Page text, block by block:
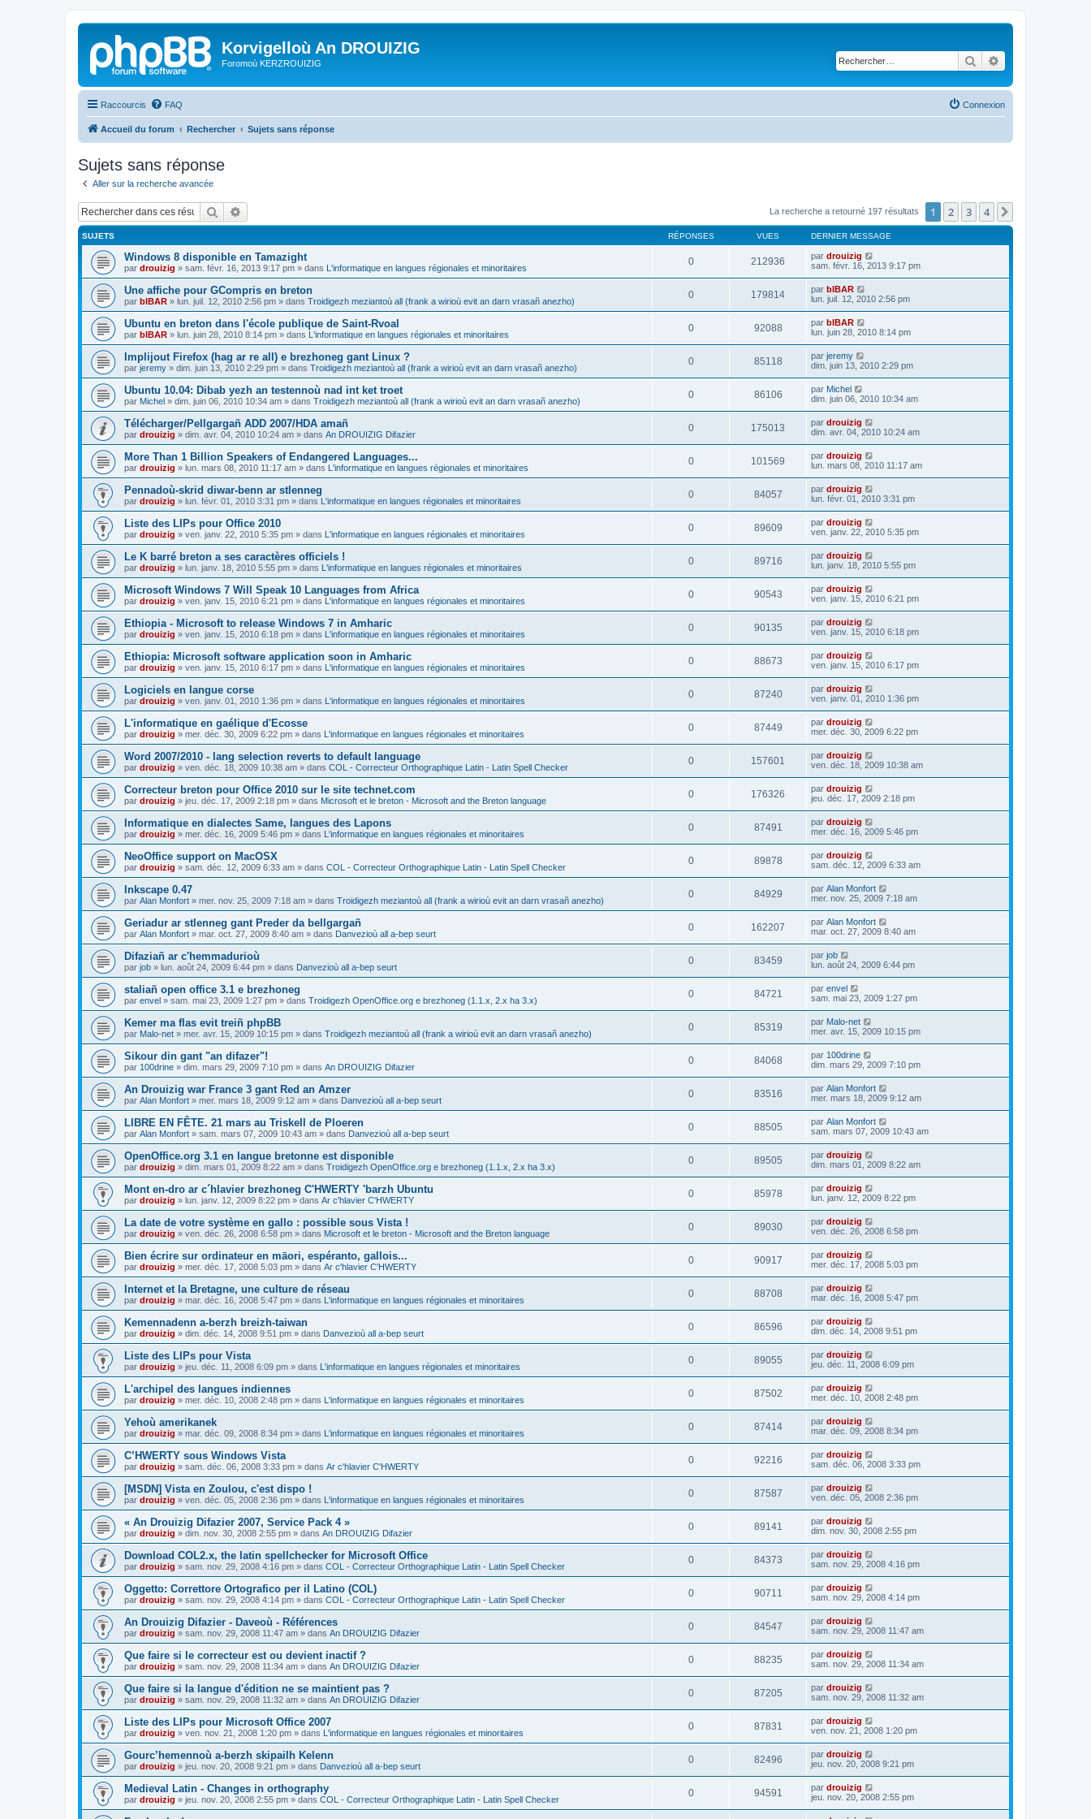
Korvigelloù An DROUIZIG
Foromoù KERZROUIZIG Rechercher
Raccourcis FAQ Connexion
Accueil du forum Rechercher Sujets sans réponse
Sujets sans réponse
Aller sur la recherche avancée
Rechercher La recherche a retourné 197 résultats 1 2 3 4
SUJETS RÉPONSES VUES DERNIER MESSAGE
Windows 8 disponible en Tamazight
par drouizig » sam. févr. 16, 2013 9:17 pm » dans L'informatique en langues régionales et minoritaires
0 212936 par drouizig
sam. févr. 16, 2013 9:17 pm
Une affiche pour GCompris en breton
par bIBAR » lun. juil. 12, 2010 2:56 pm » dans Troidigezh meziantoù all (frank a wirioù evit an darn vrasañ anezho)
0 179814 par bIBAR
lun. juil. 12, 2010 2:56 pm
Ubuntu en breton dans l'école publique de Saint-Rvoal
par bIBAR » lun. juin 28, 2010 8:14 pm » dans L'informatique en langues régionales et minoritaires
0 92088 par bIBAR
lun. juin 28, 2010 8:14 pm
Implijout Firefox (hag ar re all) e brezhoneg gant Linux ?
par jeremy » dim. juin 13, 2010 2:29 pm » dans Troidigezh meziantoù all (frank a wirioù evit an darn vrasañ anezho)
0 85118 par jeremy
dim. juin 13, 2010 2:29 pm
Ubuntu 10.04: Dibab yezh an testennoù nad int ket troet
par Michel » dim. juin 06, 2010 10:34 am » dans Troidigezh meziantoù all (frank a wirioù evit an darn vrasañ anezho)
0 86106 par Michel
dim. juin 06, 2010 10:34 am
Télécharger/Pellgargañ ADD 2007/HDA amañ
par drouizig » dim. avr. 04, 2010 10:24 am » dans An DROUIZIG Difazier
0 175013 par drouizig
dim. avr. 04, 2010 10:24 am
More Than 1 Billion Speakers of Endangered Languages...
par drouizig » lun. mars 08, 2010 11:17 am » dans L'informatique en langues régionales et minoritaires
0 101569 par drouizig
lun. mars 08, 2010 11:17 am
Pennadoù-skrid diwar-benn ar stlenneg
par drouizig » lun. févr. 01, 2010 3:31 pm » dans L'informatique en langues régionales et minoritaires
0 84057 par drouizig
lun. févr. 01, 2010 3:31 pm
Liste des LIPs pour Office 2010
par drouizig » ven. janv. 22, 2010 5:35 pm » dans L'informatique en langues régionales et minoritaires
0 89609 par drouizig
ven. janv. 22, 2010 5:35 pm
Le K barré breton a ses caractères officiels !
par drouizig » lun. janv. 18, 2010 5:55 pm » dans L'informatique en langues régionales et minoritaires
0 89716 par drouizig
lun. janv. 18, 2010 5:55 pm
Microsoft Windows 7 Will Speak 10 Languages from Africa
par drouizig » ven. janv. 15, 2010 6:21 pm » dans L'informatique en langues régionales et minoritaires
0 90543 par drouizig
ven. janv. 15, 2010 6:21 pm
Ethiopia - Microsoft to release Windows 7 in Amharic
par drouizig » ven. janv. 15, 2010 6:18 pm » dans L'informatique en langues régionales et minoritaires
0 90135 par drouizig
ven. janv. 15, 2010 6:18 pm
Ethiopia: Microsoft software application soon in Amharic
par drouizig » ven. janv. 15, 2010 6:17 pm » dans L'informatique en langues régionales et minoritaires
0 88673 par drouizig
ven. janv. 15, 2010 6:17 pm
Logiciels en langue corse
par drouizig » ven. janv. 01, 2010 1:36 pm » dans L'informatique en langues régionales et minoritaires
0 87240 par drouizig
ven. janv. 01, 2010 1:36 pm
L'informatique en gaélique d'Ecosse
par drouizig » mer. déc. 30, 2009 6:22 pm » dans L'informatique en langues régionales et minoritaires
0 87449 par drouizig
mer. déc. 30, 2009 6:22 pm
Word 2007/2010 - lang selection reverts to default language
par drouizig » ven. déc. 18, 2009 10:38 am » dans COL - Correcteur Orthographique Latin - Latin Spell Checker
0 157601 par drouizig
ven. déc. 18, 2009 10:38 am
Correcteur breton pour Office 2010 sur le site technet.com
par drouizig » jeu. déc. 17, 2009 2:18 pm » dans Microsoft et le breton - Microsoft and the Breton language
0 176326 par drouizig
jeu. déc. 17, 2009 2:18 pm
Informatique en dialectes Same, langues des Lapons
par drouizig » mer. déc. 16, 2009 5:46 pm » dans L'informatique en langues régionales et minoritaires
0 87491 par drouizig
mer. déc. 16, 2009 5:46 pm
NeoOffice support on MacOSX
par drouizig » sam. déc. 12, 2009 6:33 am » dans COL - Correcteur Orthographique Latin - Latin Spell Checker
0 89878 par drouizig
sam. déc. 12, 2009 6:33 am
Inkscape 0.47
par Alan Monfort » mer. nov. 25, 2009 7:18 am » dans Troidigezh meziantoù all (frank a wirioù evit an darn vrasañ anezho)
0 84929 par Alan Monfort
mer. nov. 25, 2009 7:18 am
Geriadur ar stlenneg gant Preder da bellgargañ
par Alan Monfort » mar. oct. 27, 2009 8:40 am » dans Danvezioù all a-bep seurt
0 162207 par Alan Monfort
mar. oct. 27, 2009 8:40 am
Difaziañ ar c'hemmadurioù
par job » lun. août 24, 2009 6:44 pm » dans Danvezioù all a-bep seurt
0 83459 par job
lun. août 24, 2009 6:44 pm
staliañ open office 3.1 e brezhoneg
par envel » sam. mai 23, 2009 1:27 pm » dans Troidigezh OpenOffice.org e brezhoneg (1.1.x, 2.x ha 3.x)
0 84721 par envel
sam. mai 23, 2009 1:27 pm
Kemer ma flas evit treiñ phpBB
par Malo-net » mer. avr. 15, 2009 10:15 pm » dans Troidigezh meziantoù all (frank a wirioù evit an darn vrasañ anezho)
0 85319 par Malo-net
mer. avr. 15, 2009 10:15 pm
Sikour din gant "an difazer"!
par 100drine » dim. mars 29, 2009 7:10 pm » dans An DROUIZIG Difazier
0 84068 par 100drine
dim. mars 29, 2009 7:10 pm
An Drouizig war France 3 gant Red an Amzer
par Alan Monfort » mer. mars 18, 2009 9:12 am » dans Danvezioù all a-bep seurt
0 83516 par Alan Monfort
mer. mars 18, 2009 9:12 am
LIBRE EN FÊTE. 21 mars au Triskell de Ploeren
par Alan Monfort » sam. mars 07, 2009 10:43 am » dans Danvezioù all a-bep seurt
0 88505 par Alan Monfort
sam. mars 07, 2009 10:43 am
OpenOffice.org 3.1 en langue bretonne est disponible
par drouizig » dim. mars 01, 2009 8:22 am » dans Troidigezh OpenOffice.org e brezhoneg (1.1.x, 2.x ha 3.x)
0 89505 par drouizig
dim. mars 01, 2009 8:22 am
Mont en-dro ar c´hlavier brezhoneg C'HWERTY 'barzh Ubuntu
par drouizig » lun. janv. 12, 2009 8:22 pm » dans Ar c'hlavier C'HWERTY
0 85978 par drouizig
lun. janv. 12, 2009 8:22 pm
La date de votre système en gallo : possible sous Vista !
par drouizig » ven. déc. 26, 2008 6:58 pm » dans Microsoft et le breton - Microsoft and the Breton language
0 89030 par drouizig
ven. déc. 26, 2008 6:58 pm
Bien écrire sur ordinateur en māori, espéranto, gallois...
par drouizig » mer. déc. 17, 2008 5:03 pm » dans Ar c'hlavier C'HWERTY
0 90917 par drouizig
mer. déc. 17, 2008 5:03 pm
Internet et la Bretagne, une culture de réseau
par drouizig » mar. déc. 16, 2008 5:47 pm » dans L'informatique en langues régionales et minoritaires
0 88708 par drouizig
mar. déc. 16, 2008 5:47 pm
Kemennadenn a-berzh breizh-taiwan
par drouizig » dim. déc. 14, 2008 9:51 pm » dans Danvezioù all a-bep seurt
0 86596 par drouizig
dim. déc. 14, 2008 9:51 pm
Liste des LIPs pour Vista
par drouizig » jeu. déc. 11, 2008 6:09 pm » dans L'informatique en langues régionales et minoritaires
0 89055 par drouizig
jeu. déc. 11, 2008 6:09 pm
L'archipel des langues indiennes
par drouizig » mer. déc. 10, 2008 2:48 pm » dans L'informatique en langues régionales et minoritaires
0 87502 par drouizig
mer. déc. 10, 2008 2:48 pm
Yehoù amerikanek
par drouizig » mar. déc. 09, 2008 8:34 pm » dans L'informatique en langues régionales et minoritaires
0 87414 par drouizig
mar. déc. 09, 2008 8:34 pm
C’HWERTY sous Windows Vista
par drouizig » sam. déc. 06, 2008 3:33 pm » dans Ar c'hlavier C'HWERTY
0 92216 par drouizig
sam. déc. 06, 2008 3:33 pm
[MSDN] Vista en Zoulou, c'est dispo !
par drouizig » ven. déc. 05, 2008 2:36 pm » dans L'informatique en langues régionales et minoritaires
0 87587 par drouizig
ven. déc. 05, 2008 2:36 pm
« An Drouizig Difazier 2007, Service Pack 4 »
par drouizig » dim. nov. 30, 2008 2:55 pm » dans An DROUIZIG Difazier
0 89141 par drouizig
dim. nov. 30, 2008 2:55 pm
Download COL2.x, the latin spellchecker for Microsoft Office
par drouizig » sam. nov. 29, 2008 4:16 pm » dans COL - Correcteur Orthographique Latin - Latin Spell Checker
0 84373 par drouizig
sam. nov. 29, 2008 4:16 pm
Oggetto: Correttore Ortografico per il Latino (COL)
par drouizig » sam. nov. 29, 2008 4:14 pm » dans COL - Correcteur Orthographique Latin - Latin Spell Checker
0 90711 par drouizig
sam. nov. 29, 2008 4:14 pm
An Drouizig Difazier - Daveoù - Références
par drouizig » sam. nov. 29, 2008 11:47 am » dans An DROUIZIG Difazier
0 84547 par drouizig
sam. nov. 29, 2008 11:47 am
Que faire si le correcteur est ou devient inactif ?
par drouizig » sam. nov. 29, 2008 11:34 am » dans An DROUIZIG Difazier
0 88235 par drouizig
sam. nov. 29, 2008 11:34 am
Que faire si la langue d'édition ne se maintient pas ?
par drouizig » sam. nov. 29, 2008 11:32 am » dans An DROUIZIG Difazier
0 87205 par drouizig
sam. nov. 29, 2008 11:32 am
Liste des LIPs pour Microsoft Office 2007
par drouizig » ven. nov. 21, 2008 1:20 pm » dans L'informatique en langues régionales et minoritaires
0 87831 par drouizig
ven. nov. 21, 2008 1:20 pm
Gourc’hemennoù a-berzh skipailh Kelenn
par drouizig » jeu. nov. 20, 2008 9:21 pm » dans Danvezioù all a-bep seurt
0 82496 par drouizig
jeu. nov. 20, 2008 9:21 pm
Medieval Latin - Changes in orthography
par drouizig » jeu. nov. 20, 2008 2:55 pm » dans COL - Correcteur Orthographique Latin - Latin Spell Checker
0 94591 par drouizig
jeu. nov. 20, 2008 2:55 pm